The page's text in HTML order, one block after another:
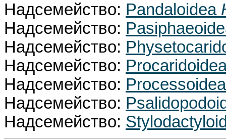
Надсемейство: Pandaloidea
Надсемейство:
Надсемейство:
Надсемейство:
Надсемейство:
Надсемейство:
Надсемейство: